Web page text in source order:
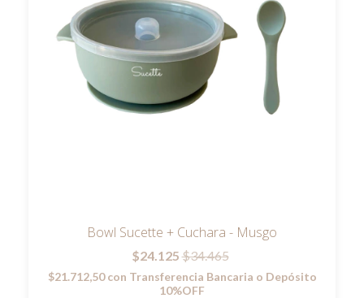
Bowl Sucette + Cuchara - Musgo
$24.125$34.465
$21.712,50con Transferencia Bancaria o Depósito
10%OFF